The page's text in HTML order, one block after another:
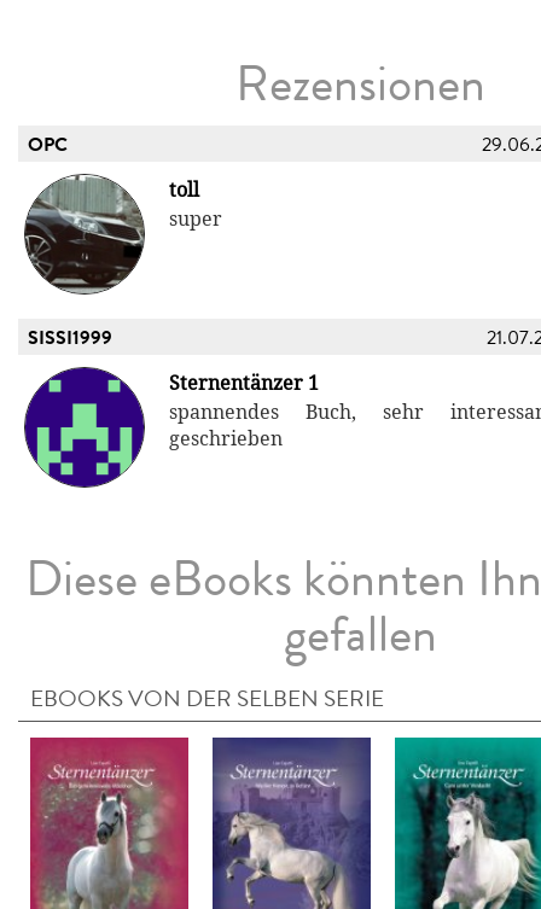
Rezensionen
OPC
toll
super
SISSI1999
Sternentänzer 1
spannendes Buch, sehr
geschrieben
Diese eBooks könnten
gefallen
EBOOKS VON DER SELBEN SERIE